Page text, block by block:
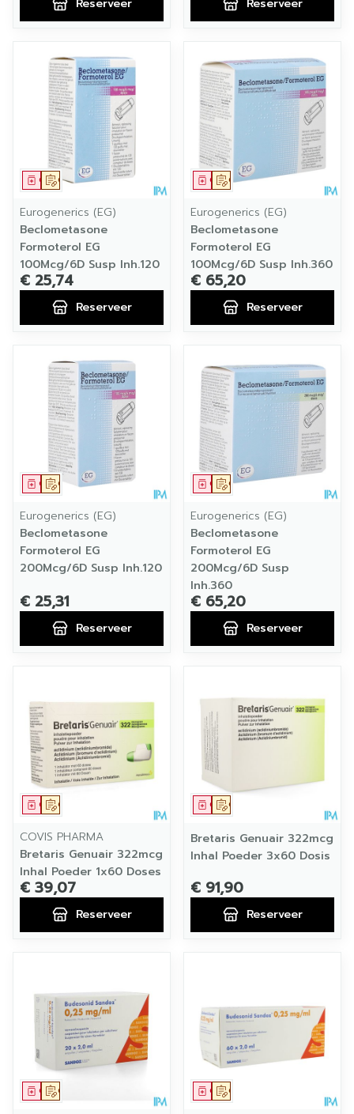
Reserveer Reserveer
Op voorschrift
Geneesmiddel
Eurogenerics (EG)
Beclometasone
Formoterol EG
100Mcg/6D Susp Inh.120
€ 25,74
Reserveer
Op voorschrift
Geneesmiddel
Eurogenerics (EG)
Beclometasone
Formoterol EG
100Mcg/6D Susp Inh.360
€ 65,20
Reserveer
Op voorschrift
Geneesmiddel
Eurogenerics (EG)
Beclometasone
Formoterol EG
200Mcg/6D Susp Inh.120
€ 25,31
Reserveer
Op voorschrift
Geneesmiddel
Eurogenerics (EG)
Beclometasone
Formoterol EG
200Mcg/6D Susp
Inh.360
€ 65,20
Reserveer
Op voorschrift
Geneesmiddel
COVIS PHARMA
Bretaris Genuair 322mcg
Inhal Poeder 1x60 Doses
€ 39,07
Reserveer
Op voorschrift
Geneesmiddel
Bretaris Genuair 322mcg
Inhal Poeder 3x60 Dosis
€ 91,90
Reserveer
Op voorschrift
Geneesmiddel Op voorschrift
Geneesmiddel